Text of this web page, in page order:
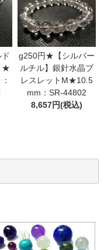
★
g250円★【シルバー
ルチル】銀針水晶ブ
レスレットM★10.5
mm：SR-44802
8,657円(税込)